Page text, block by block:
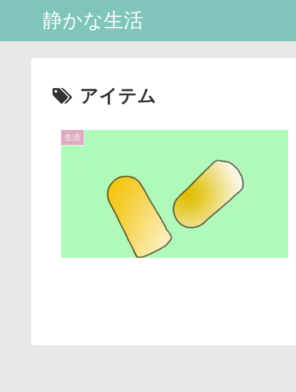
静かな生活
アイテム
生活